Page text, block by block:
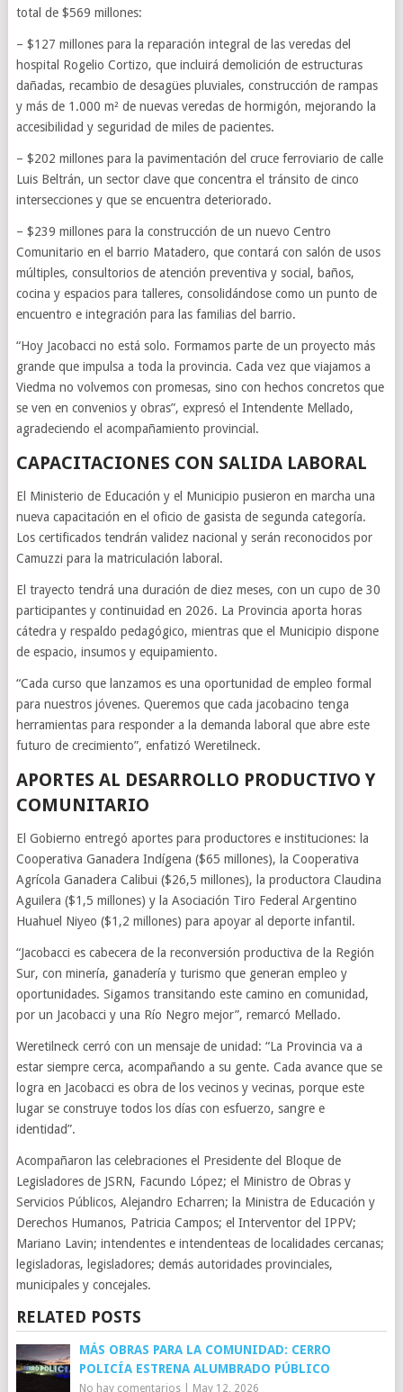
total de $569 millones:
– $127 millones para la reparación integral de las veredas del
hospital Rogelio Cortizo, que incluirá demolición de estructuras
dañadas, recambio de desagües pluviales, construcción de rampas
y más de 1.000 m² de nuevas veredas de hormigón, mejorando la
accesibilidad y seguridad de miles de pacientes.
– $202 millones para la pavimentación del cruce ferroviario de calle
Luis Beltrán, un sector clave que concentra el tránsito de cinco
intersecciones y que se encuentra deteriorado.
– $239 millones para la construcción de un nuevo Centro
Comunitario en el barrio Matadero, que contará con salón de usos
múltiples, consultorios de atención preventiva y social, baños,
cocina y espacios para talleres, consolidándose como un punto de
encuentro e integración para las familias del barrio.
“Hoy Jacobacci no está solo. Formamos parte de un proyecto más
grande que impulsa a toda la provincia. Cada vez que viajamos a
Viedma no volvemos con promesas, sino con hechos concretos que
se ven en convenios y obras”, expresó el Intendente Mellado,
agradeciendo el acompañamiento provincial.
CAPACITACIONES CON SALIDA LABORAL
El Ministerio de Educación y el Municipio pusieron en marcha una
nueva capacitación en el oficio de gasista de segunda categoría.
Los certificados tendrán validez nacional y serán reconocidos por
Camuzzi para la matriculación laboral.
El trayecto tendrá una duración de diez meses, con un cupo de 30
participantes y continuidad en 2026. La Provincia aporta horas
cátedra y respaldo pedagógico, mientras que el Municipio dispone
de espacio, insumos y equipamiento.
“Cada curso que lanzamos es una oportunidad de empleo formal
para nuestros jóvenes. Queremos que cada jacobacino tenga
herramientas para responder a la demanda laboral que abre este
futuro de crecimiento”, enfatizó Weretilneck.
APORTES AL DESARROLLO PRODUCTIVO Y
COMUNITARIO
El Gobierno entregó aportes para productores e instituciones: la
Cooperativa Ganadera Indígena ($65 millones), la Cooperativa
Agrícola Ganadera Calibui ($26,5 millones), la productora Claudina
Aguilera ($1,5 millones) y la Asociación Tiro Federal Argentino
Huahuel Niyeo ($1,2 millones) para apoyar al deporte infantil.
“Jacobacci es cabecera de la reconversión productiva de la Región
Sur, con minería, ganadería y turismo que generan empleo y
oportunidades. Sigamos transitando este camino en comunidad,
por un Jacobacci y una Río Negro mejor”, remarcó Mellado.
Weretilneck cerró con un mensaje de unidad: “La Provincia va a
estar siempre cerca, acompañando a su gente. Cada avance que se
logra en Jacobacci es obra de los vecinos y vecinas, porque este
lugar se construye todos los días con esfuerzo, sangre e
identidad”.
Acompañaron las celebraciones el Presidente del Bloque de
Legisladores de JSRN, Facundo López; el Ministro de Obras y
Servicios Públicos, Alejandro Echarren; la Ministra de Educación y
Derechos Humanos, Patricia Campos; el Interventor del IPPV;
Mariano Lavin; intendentes e intendenteas de localidades cercanas;
legisladoras, legisladores; demás autoridades provinciales,
municipales y concejales.
RELATED POSTS
MÁS OBRAS PARA LA COMUNIDAD: CERRO
POLICÍA ESTRENA ALUMBRADO PÚBLICO
No hay comentarios| May 12, 2026